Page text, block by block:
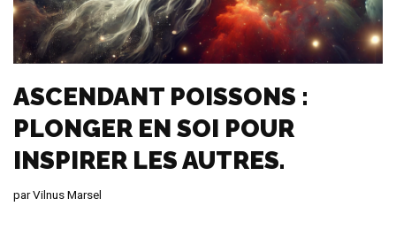
ASCENDANT POISSONS :
PLONGER EN SOI POUR
INSPIRER LES AUTRES.
parVilnus Marsel